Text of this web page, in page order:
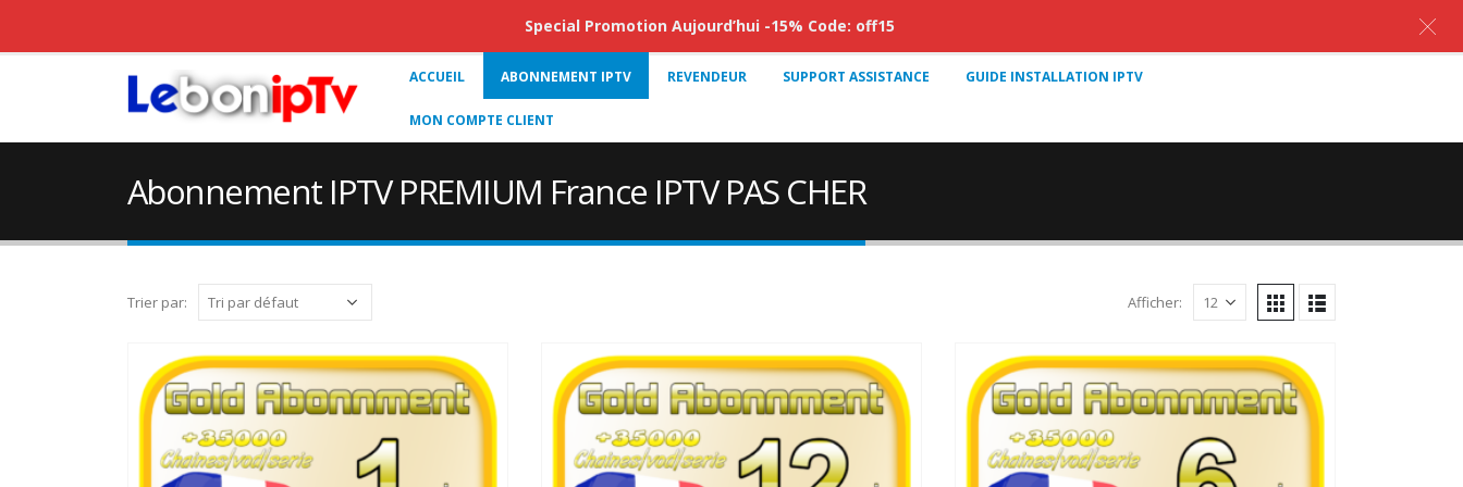
ACCUEIL ABONNEMENT IPTV REVENDEUR SUPPORT ASSISTANCE GUIDE INSTALLATION IPTV
MON COMPTE CLIENT
Abonnement IPTV PREMIUM France IPTV PAS CHER
Trier par: Afficher:
Special Promotion Aujourd’hui -15% Code: off15